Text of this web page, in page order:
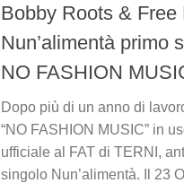
Bobby Roots &
Nun’alimentà primo
NO FASHION
Dopo più di un anno di
“NO FASHION MUSIC” in
ufficiale al FAT di TERNI,
singolo Nun’alimentà. Il 23